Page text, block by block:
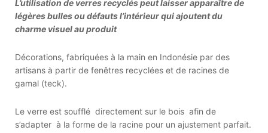
L’utilisation de verres recyclés peut laisser apparaître de
légères bulles ou défauts l’intérieur qui ajoutent du
charme visuel au produit
Décorations, fabriquées à la main en Indonésie par des
artisans à partir de fenêtres recyclées et de racines de
gamal (teck).
Le verre est soufflé directement sur le bois afin de
s’adapter à la forme de la racine pour un ajustement parfait.